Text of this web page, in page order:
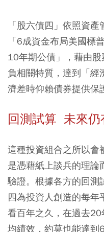
「股六債四」依照資
「6成資金布局美國標
10年期公債」，藉由
負相關特質，達到「經
濟差時仰賴債券提供保
回測試算 未來仍
這種投資組合之所以會
是憑藉紙上談兵的理論
驗證。根據各方的回測
四為投資人創造的每
看百年之久，在過去
均績效，約莫也能達到6